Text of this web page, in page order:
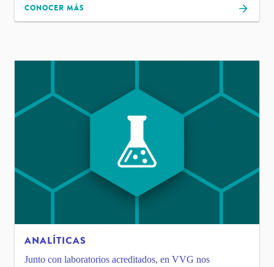
CONOCER MÁS
ANALÍTICAS
Junto con laboratorios acreditados, en VVG nos